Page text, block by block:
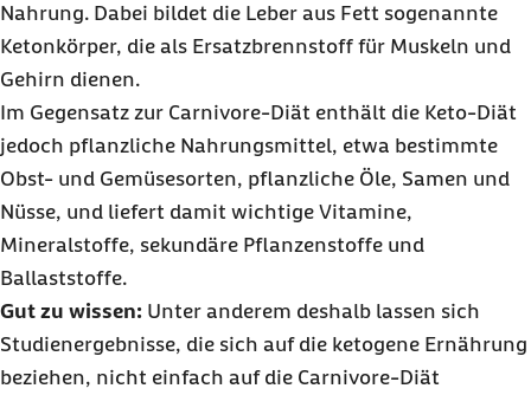
Nahrung. Dabei bildet die Leber aus Fett sogenannte
Ketonkörper, die als Ersatzbrennstoff für Muskeln und
Gehirn dienen.
Im Gegensatz zur Carnivore-Diät enthält die Keto-Diät
jedoch pflanzliche Nahrungsmittel, etwa bestimmte
Obst- und Gemüsesorten, pflanzliche Öle, Samen und
Nüsse, und liefert damit wichtige Vitamine,
Mineralstoffe, sekundäre Pflanzenstoffe und
Ballaststoffe.
Gut zu wissen: Unter anderem deshalb lassen sich
Studienergebnisse, die sich auf die ketogene Ernährung
beziehen, nicht einfach auf die Carnivore-Diät